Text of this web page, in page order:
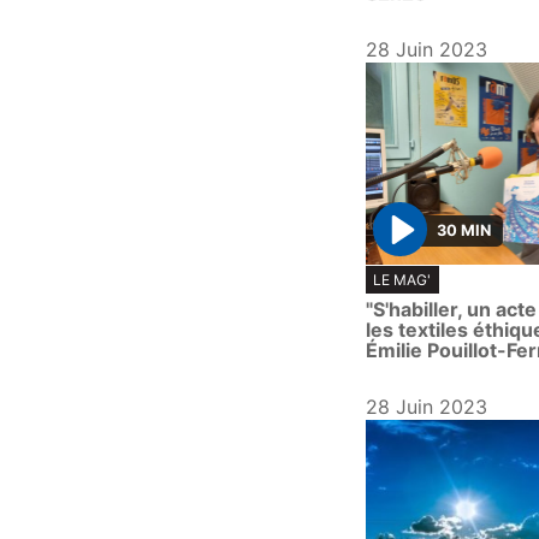
28 Juin 2023
P
l
a
y
30 MIN
LE MAG'
"S'habiller, un
les textiles
Émilie Pouillot-
28 Juin 2023